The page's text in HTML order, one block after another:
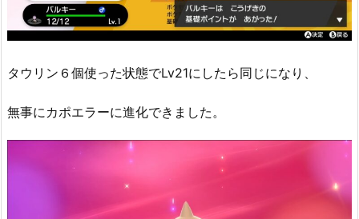
タウリン６個使った状態でLv21にしたら同じになり、
無事にカポエラーに進化できました。